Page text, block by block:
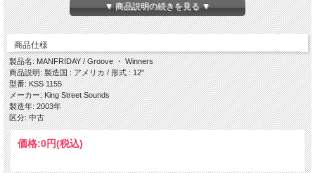
Side A
・ Groove (Larry's Yaw)
Side AA
・ Winners (Demo Mix)
▼ 商品説明の続きを見る ▼
商品仕様
製品名: MANFRIDAY / Groove ・ Winners
商品説明: 製造国 : アメリカ / 形式 : 12"
型番: KSS 1155
メーカー: King Street Sounds
製造年: 2003年
区分: 中古
価格:0円(税込)